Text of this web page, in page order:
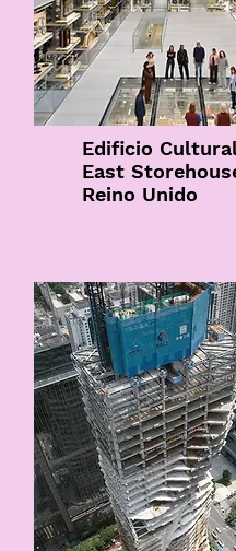
Edificio Cultural
East
Reino Unido